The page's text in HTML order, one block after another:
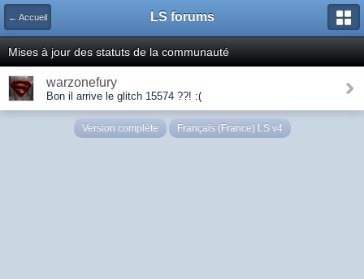
← Accueil LS forums
Mises à jour des statuts de la communauté
warzonefury
Bon il arrive le glitch 15574 ??! :(
Version complète Français (France) LS v4